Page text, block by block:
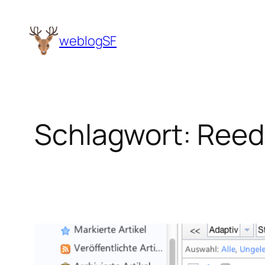
Inhalt
springen weblogSF
Schlagwort: